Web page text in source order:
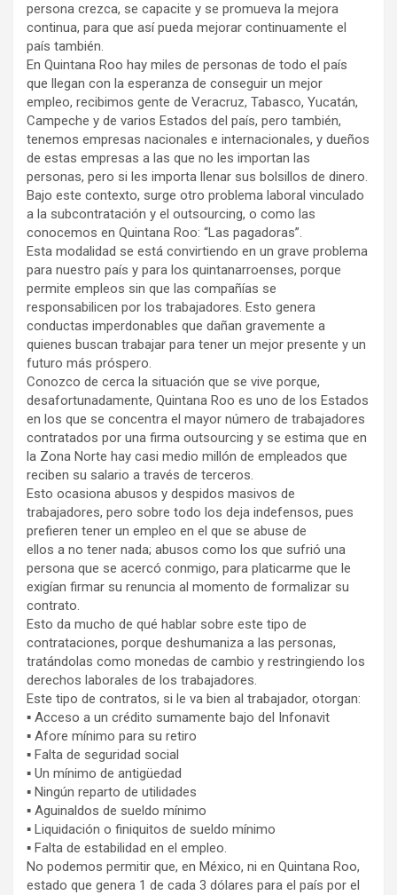
persona crezca, se capacite y se promueva la mejora
continua, para que así pueda mejorar continuamente el
país también.
En Quintana Roo hay miles de personas de todo el país
que llegan con la esperanza de conseguir un mejor
empleo, recibimos gente de Veracruz, Tabasco, Yucatán,
Campeche y de varios Estados del país, pero también,
tenemos empresas nacionales e internacionales, y dueños
de estas empresas a las que no les importan las
personas, pero si les importa llenar sus bolsillos de dinero.
Bajo este contexto, surge otro problema laboral vinculado
a la subcontratación y el outsourcing, o como las
conocemos en Quintana Roo: “Las pagadoras”.
Esta modalidad se está convirtiendo en un grave problema
para nuestro país y para los quintanarroenses, porque
permite empleos sin que las compañías se
responsabilicen por los trabajadores. Esto genera
conductas imperdonables que dañan gravemente a
quienes buscan trabajar para tener un mejor presente y un
futuro más próspero.
Conozco de cerca la situación que se vive porque,
desafortunadamente, Quintana Roo es uno de los Estados
en los que se concentra el mayor número de trabajadores
contratados por una firma outsourcing y se estima que en
la Zona Norte hay casi medio millón de empleados que
reciben su salario a través de terceros.
Esto ocasiona abusos y despidos masivos de
trabajadores, pero sobre todo los deja indefensos, pues
prefieren tener un empleo en el que se abuse de
ellos a no tener nada; abusos como los que sufrió una
persona que se acercó conmigo, para platicarme que le
exigían firmar su renuncia al momento de formalizar su
contrato.
Esto da mucho de qué hablar sobre este tipo de
contrataciones, porque deshumaniza a las personas,
tratándolas como monedas de cambio y restringiendo los
derechos laborales de los trabajadores.
Este tipo de contratos, si le va bien al trabajador, otorgan:
▪ Acceso a un crédito sumamente bajo del Infonavit
▪ Afore mínimo para su retiro
▪ Falta de seguridad social
▪ Un mínimo de antigüedad
▪ Ningún reparto de utilidades
▪ Aguinaldos de sueldo mínimo
▪ Liquidación o finiquitos de sueldo mínimo
▪ Falta de estabilidad en el empleo.
No podemos permitir que, en México, ni en Quintana Roo,
estado que genera 1 de cada 3 dólares para el país por el